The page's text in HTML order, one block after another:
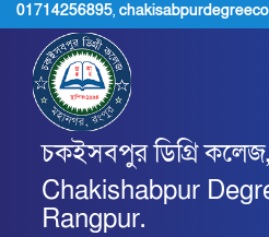
01714256895,
চকইসবপুর ডিগ্রি
Chakishabpur
Rangpur.